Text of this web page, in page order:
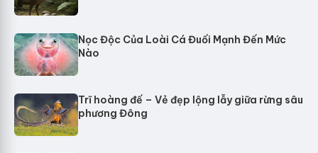
Nọc Độc Của Loài Cá Đuối Mạnh Đến Mức
Nào
Trĩ hoàng đế – Vẻ đẹp lộng lẫy giữa rừng sâu
phương Đông